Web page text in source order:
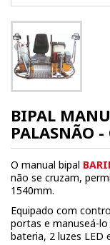
BIPAL
PALASNÃO -
O manual bipal
não se cruzam,
1540mm.
Equipado com
portas e manuseá-
bateria, 2 luzes LED